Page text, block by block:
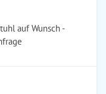
auf Wunsch -